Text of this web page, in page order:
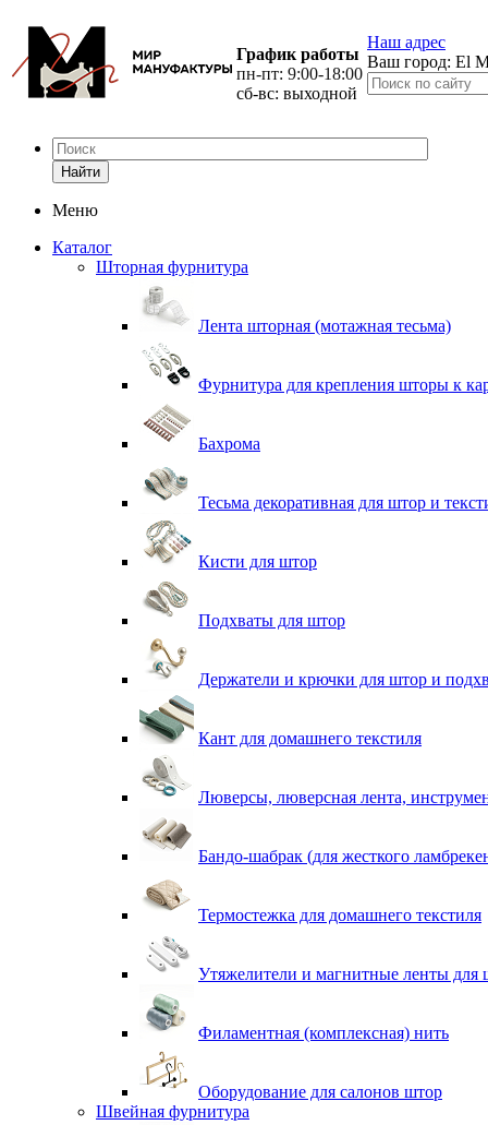
График работы
пн-пт: 9:00-18:00
сб-вс: выходной
Наш адрес
Ваш город: El
Найти
Меню
Каталог
Шторная фурнитура
Лента шторная (мотажная тесьма)
Фурнитура для крепления шторы к
Бахрома
Тесьма декоративная для штор и
Кисти для штор
Подхваты для штор
Держатели и крючки для штор и
Кант для домашнего текстиля
Люверсы, люверсная лента,
Бандо-шабрак (для жесткого
Термостежка для домашнего текстиля
Утяжелители и магнитные ленты для
Филаментная (комплексная) нить
Оборудование для салонов штор
Швейная фурнитура